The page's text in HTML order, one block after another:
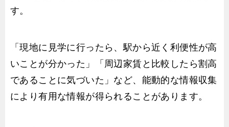
す。
「現地に見学に行ったら、駅から近く利便性が高
いことが分かった」「周辺家賃と比較したら割高
であることに気づいた」など、能動的な情報収集
により有用な情報が得られることがあります。